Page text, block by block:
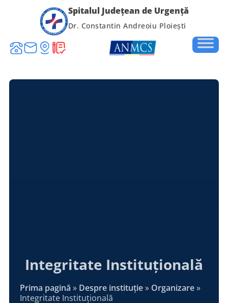
Spitalul Județean de Urgență
Dr. Constantin Andreoiu Ploiești
Integritate Instituțională
Prima pagină » Despre instituție» Organizare»
Integritate Instituțională